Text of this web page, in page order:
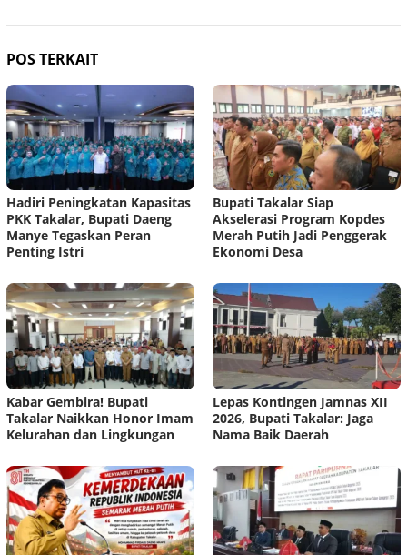
POS TERKAIT
Hadiri Peningkatan Kapasitas
PKK Takalar, Bupati Daeng
Manye Tegaskan Peran
Penting Istri
Bupati Takalar Siap
Akselerasi Program Kopdes
Merah Putih Jadi Penggerak
Ekonomi Desa
Kabar Gembira! Bupati
Takalar Naikkan Honor Imam
Kelurahan dan Lingkungan
Lepas Kontingen Jamnas XII
2026, Bupati Takalar: Jaga
Nama Baik Daerah